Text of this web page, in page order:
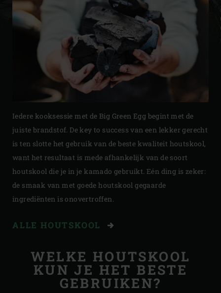
Iedere kooksessie met de Big Green Egg begint met de
juiste brandstof. De key to success van een lekker gerecht
is ten slotte het gebruik van de beste kwaliteit houtskool,
want het resultaat is mede afhankelijk van de soort
houtskool die je in je kamado gebruikt. Eén ding is zeker:
de smaak van met goede houtskool gegaarde
ingrediënten is onovertroffen.
ALLE HOUTSKOOL
WELKE HOUTSKOOL
KUN JE HET BESTE
GEBRUIKEN?